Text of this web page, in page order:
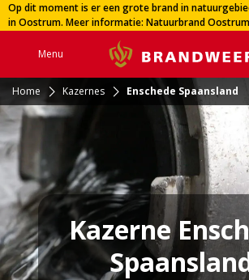
Op dit moment is er een grote brand in
in Oostrum. Meer informatie: Natuurbrand
Menu
Brandweer
Home Kazernes Enschede Spaansland
Kazerne